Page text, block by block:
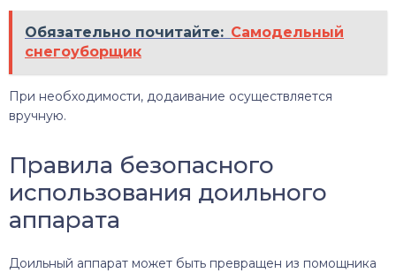
Обязательно почитайте: Самодельный
снегоуборщик
При необходимости, додаивание осуществляется
вручную.
Правила безопасного
использования доильного
аппарата
Доильный аппарат может быть превращен из помощника